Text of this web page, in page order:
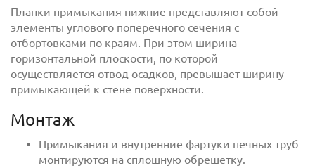
политикой обработки персональных данных
ознакомлен(-а) и даю
согласие
персональных данных
сполитикой конфиденциальности
и даю согласие
Планки примыкания нижние представляют собой
элементы углового поперечного сечения с
отбортовками по краям. При этом ширина
горизонтальной плоскости, по которой
осуществляется отвод осадков, превышает ширину
примыкающей к стене поверхности.
Монтаж
Примыкания и внутренние фартуки печных труб
монтируются на сплошную обрешетку.